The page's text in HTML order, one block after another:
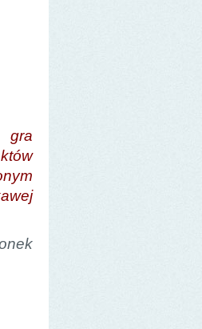
gra